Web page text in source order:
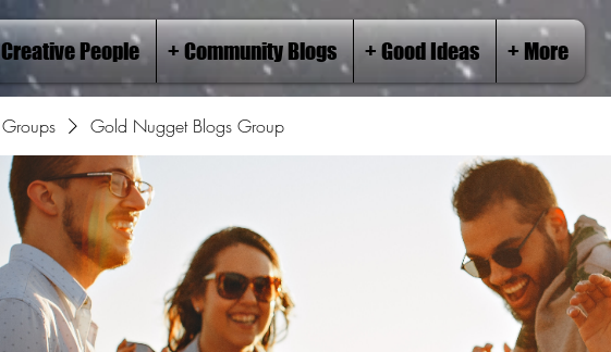
Creative People + Community Blogs + Good Ideas + More
Groups Gold Nugget Blogs Group